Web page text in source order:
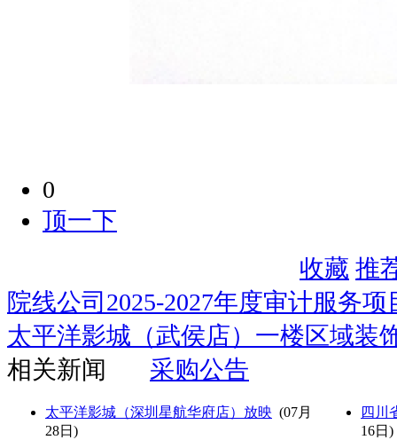
0
顶一下
收藏 推
院线公司2025-2027年度审计服务
太平洋影城（武侯店）一楼区域装
相关新闻
采购公告
太平洋影城（深圳星航华府店）放映 (07月
28日)
四川
16日)